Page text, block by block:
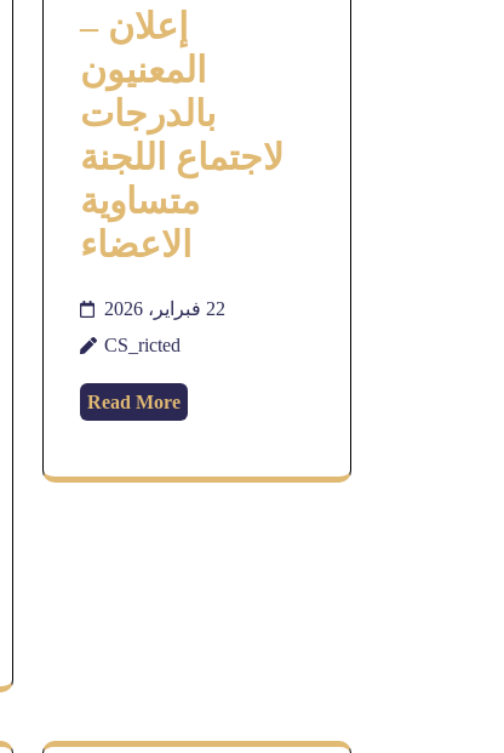
إعلان –
المعنيون
بالدرجات
لاجتماع اللجنة
متساوية
الاعضاء
22 فبراير، 2026
CS_ricted
Read More